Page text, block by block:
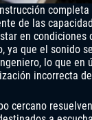
de las
en condiciones
ya que el sonido
lo que en
incorrecta
cercano